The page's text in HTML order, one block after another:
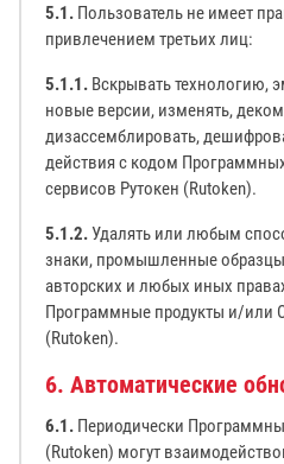
5.1. Пользователь не имеет
привлечением третьих лиц:
5.1.1. Вскрывать технологию,
новые версии, изменять,
дизассемблировать,
действия с кодом
сервисов Рутокен (Rutoken).
5.1.2.Удалять или любым
знаки, промышленные
авторских и любых иных
Программные продукты и/или
(Rutoken).
6. Автоматические
6.1. Периодически
(Rutoken) могут